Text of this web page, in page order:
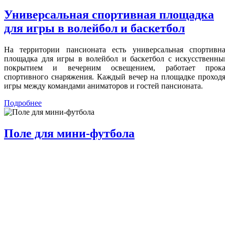
Универсальная спортивная площадка
для игры в волейбол и баскетбол
На территории пансионата есть универсальная
площадка для игры в волейбол и баскетбол с
покрытием и вечерним освещением, работает
спортивного снаряжения. Каждый вечер на площадке
игры между командами аниматоров и гостей пансионата.
Подробнее
Поле для мини-футбола